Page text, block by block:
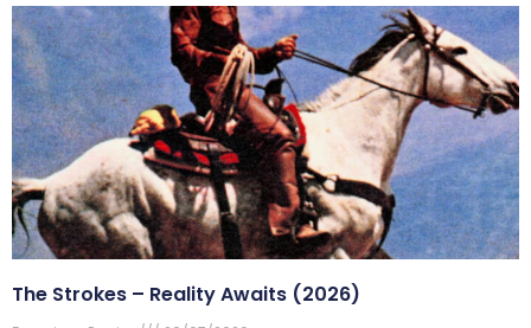
The Strokes – Reality Awaits (2026)